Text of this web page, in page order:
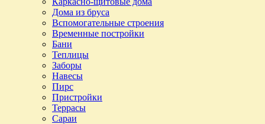
Дома из бруса
Вспомогательные строения
Временные постройки
Бани
Теплицы
Заборы
Навесы
Пирс
Пристройки
Террасы
Сараи